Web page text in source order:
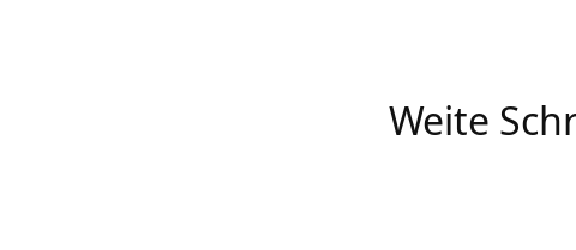
Weite